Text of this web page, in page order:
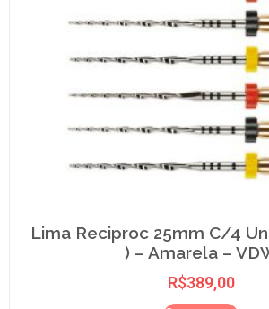
Lima Reciproc 25mm C/4
) – Amarela –
R$389,00